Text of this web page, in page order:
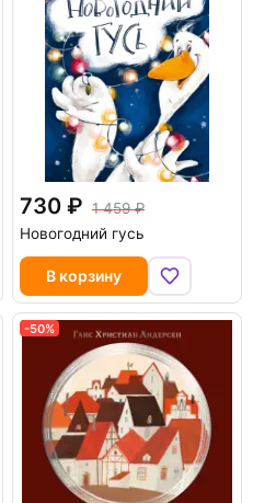
730
1 459
Новогодний гусь
В корзину
-50%